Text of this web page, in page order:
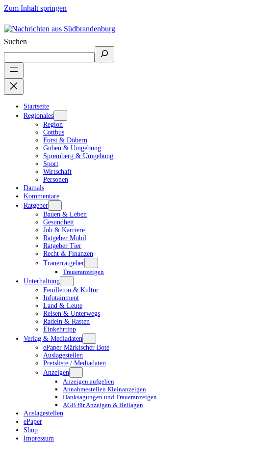
Zum Inhalt springen
Suchen
Startseite
Regionales
Region
Cottbus
Forst & Döbern
Guben & Umgebung
Spremberg & Umgebung
Sport
Wirtschaft
Personen
Damals
Kommentare
Ratgeber
Bauen & Leben
Gesundheit
Job & Karriere
Ratgeber Mobil
Ratgeber Tier
Recht & Finanzen
Trauerratgeber
Traueranzeigen
Unterhaltung
Feuilleton & Kultur
Infotainment
Land & Leute
Reisen & Unterwegs
Radeln & Rasten
Einkehrtipp
Verlag & Mediadaten
ePaper Märkischer Bote
Auslagestellen
Preisliste / Mediadaten
Anzeigen
Anzeigen aufgeben
Annahmestellen Kleinanzeigen
Danksagungen und Traueranzeigen
AGB für Anzeigen & Beilagen
Auslagestellen
ePaper
Shop
Impressum